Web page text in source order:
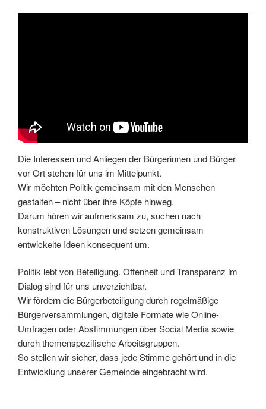
Die Interessen und Anliegen der Bürgerinnen und Bürger
vor Ort stehen für uns im Mittelpunkt.
Wir möchten Politik gemeinsam mit den Menschen
gestalten – nicht über ihre Köpfe hinweg.
Darum hören wir aufmerksam zu, suchen nach
konstruktiven Lösungen und setzen gemeinsam
entwickelte Ideen konsequent um.
Politik lebt von Beteiligung. Offenheit und Transparenz im
Dialog sind für uns unverzichtbar.
Wir fördern die Bürgerbeteiligung durch regelmäßige
Bürgerversammlungen, digitale Formate wie Online-
Umfragen oder Abstimmungen über Social Media sowie
durch themenspezifische Arbeitsgruppen.
So stellen wir sicher, dass jede Stimme gehört und in die
Entwicklung unserer Gemeinde eingebracht wird.